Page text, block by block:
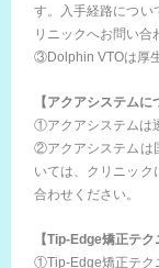
す。入手経路につい
リニックへお問い合
③Dolphin VTOは厚
【アクアシステムに
①アクアシステムは
②アクアシステムは
いては、クリニック
合わせください。
【Tip-Edge矯正テク
①Tip-Edge矯正テク